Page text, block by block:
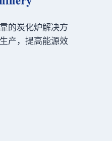
的炭化炉解决方
产，提高能源效